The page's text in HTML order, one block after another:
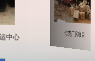
杏林湾商务营运中心